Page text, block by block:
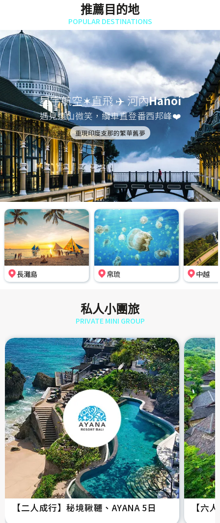
推薦目的地
POPULAR DESTINATIONS
星宇航空✶直飛 ✈️ 河內Hanoi
遇見遠山微笑，纜車直登番西邦峰❤️
重現印度支那的繁華舊夢
長灘島 帛琉 中越
私人小團旅
PRIVATE MINI GROUP
【二人成行】秘境鞦韆、AYANA 5日 【六